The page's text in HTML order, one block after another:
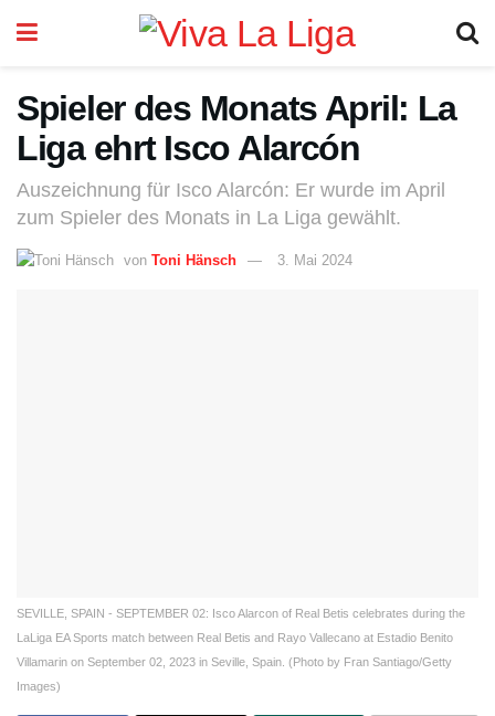
Spieler des Monats April: La
Liga ehrt Isco Alarcón
Auszeichnung für Isco Alarcón: Er wurde im April
zum Spieler des Monats in La Liga gewählt.
von Toni Hänsch 3. Mai 2024
SEVILLE, SPAIN - SEPTEMBER 02: Isco Alarcon of Real Betis celebrates during the
LaLiga EA Sports match between Real Betis and Rayo Vallecano at Estadio Benito
Villamarin on September 02, 2023 in Seville, Spain. (Photo by Fran Santiago/Getty
Images)